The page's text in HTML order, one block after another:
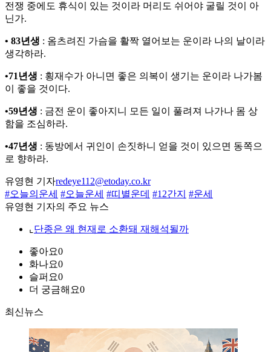
전쟁 중에도 휴식이 있는 것이라 머리도 쉬어야 굴릴 것이 아
닌가.
• 83년생 : 옴츠려진 가슴을 활짝 열어보는 운이라 나의 날이라
생각하라.
•71년생 : 횡재수가 아니면 좋은 의복이 생기는 운이라 나가봄
이 좋을 것이다.
•59년생 : 금전 운이 좋아지니 모든 일이 풀려져 나가나 몸 상
함을 조심하라.
•47년생 : 동방에서 귀인이 손짓하니 얻을 것이 있으면 동쪽으
로 향하라.
유영현 기자redeye112@etoday.co.kr
#오늘의운세 #오늘운세 #띠별운데 #12간지 #운세
유영현 기자의 주요 뉴스
⌞ 단종은 왜 현재로 소환돼 재해석될까
좋아요0
화나요0
슬퍼요0
더 궁금해요0
최신뉴스